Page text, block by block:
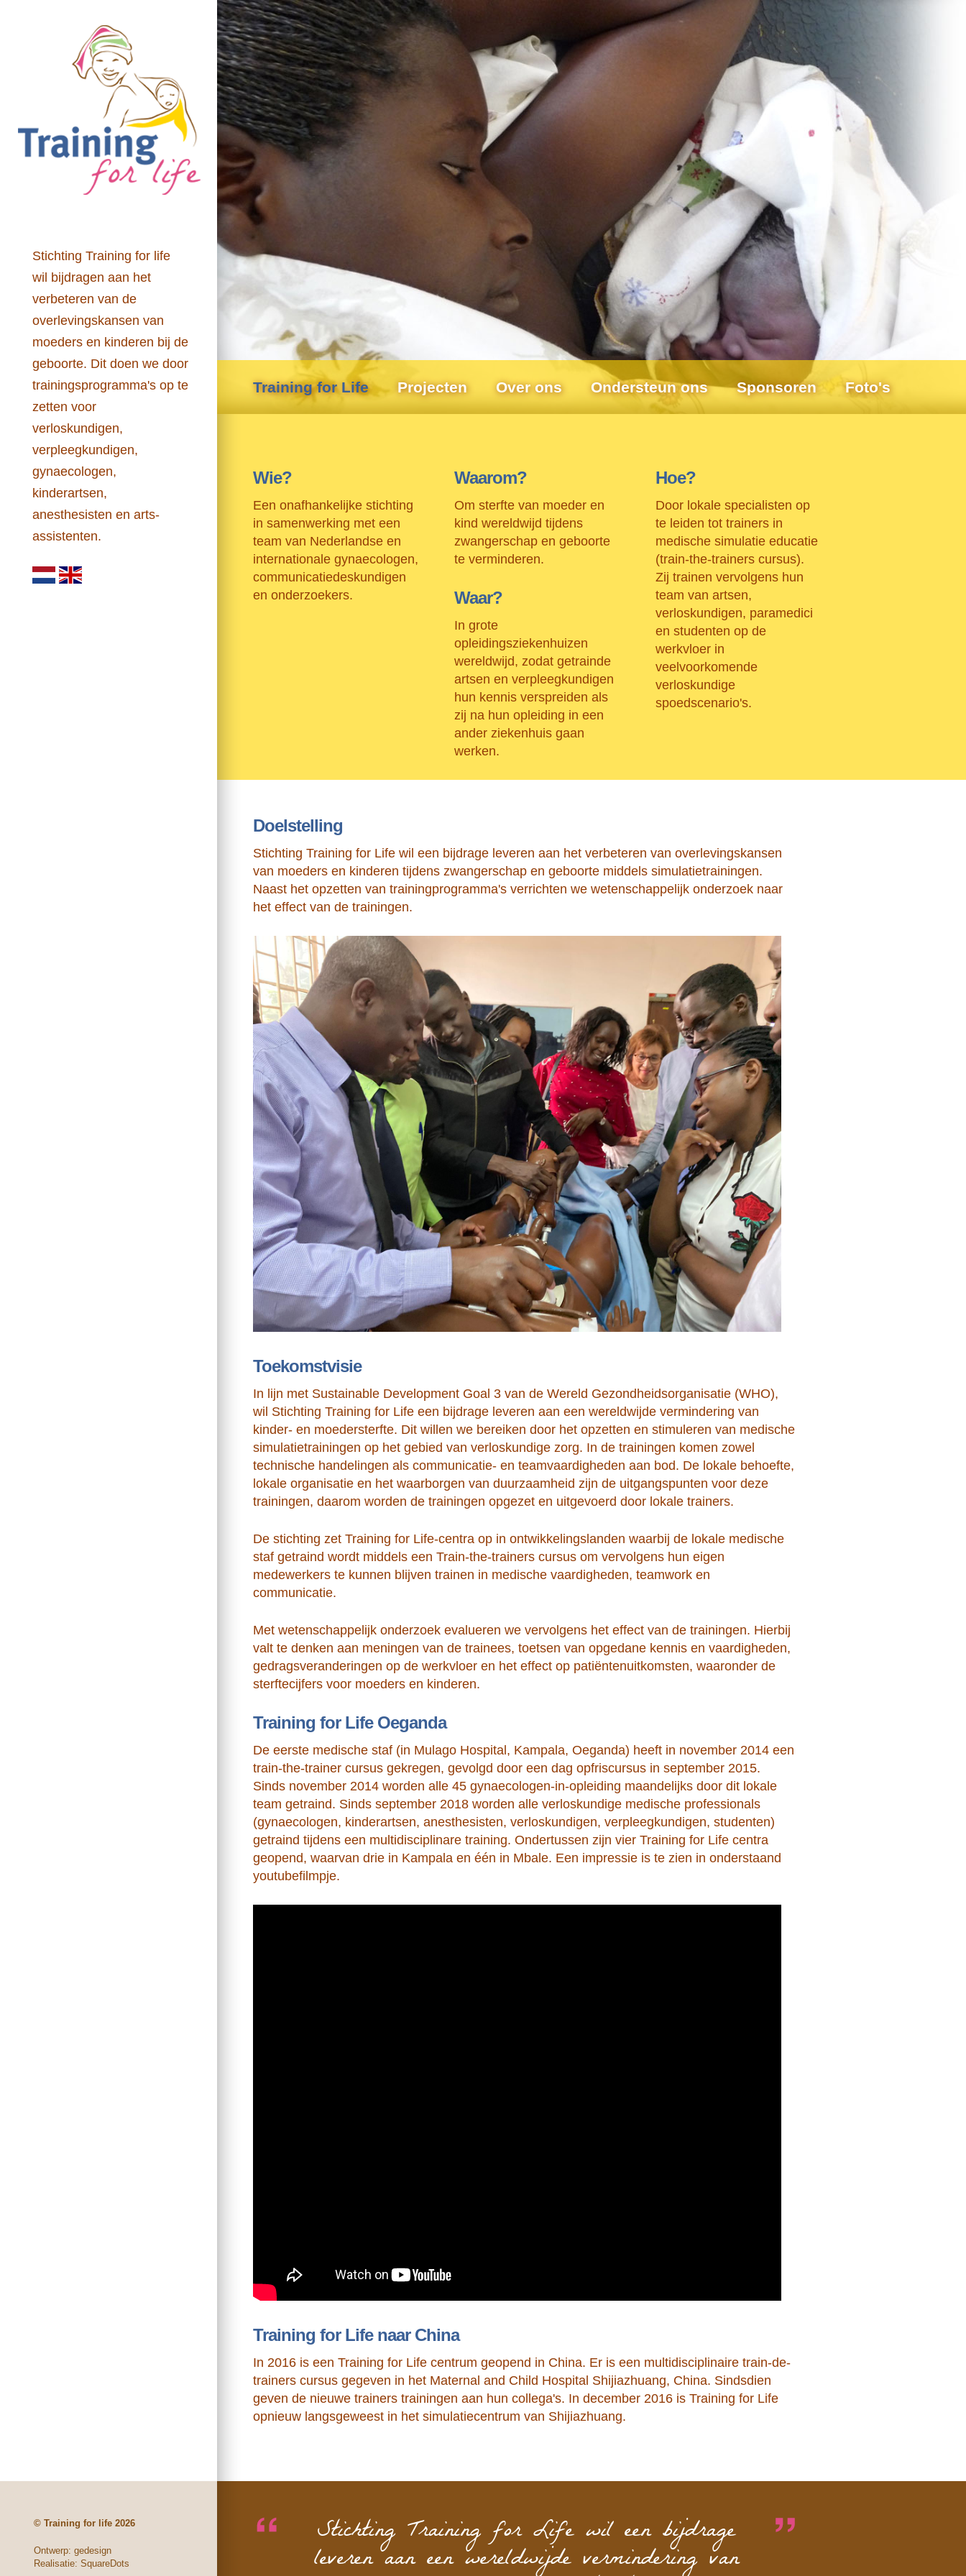
Stichting Training for life
wil bijdragen aan het
verbeteren van de
overlevingskansen van
moeders en kinderen bij de
geboorte. Dit doen we door
trainingsprogramma's op te
zetten voor
verloskundigen,
verpleegkundigen,
gynaecologen,
kinderartsen,
anesthesisten en arts-
assistenten.
Training for Life Projecten Over ons Ondersteun ons Sponsoren Foto's
Wie?
Een onafhankelijke stichting
in samenwerking met een
team van Nederlandse en
internationale gynaecologen,
communicatiedeskundigen
en onderzoekers.
Waarom?
Om sterfte van moeder en
kind wereldwijd tijdens
zwangerschap en geboorte
te verminderen.
Waar?
In grote
opleidingsziekenhuizen
wereldwijd, zodat getrainde
artsen en verpleegkundigen
hun kennis verspreiden als
zij na hun opleiding in een
ander ziekenhuis gaan
werken.
Hoe?
Door lokale specialisten op
te leiden tot trainers in
medische simulatie educatie
(train-the-trainers cursus).
Zij trainen vervolgens hun
team van artsen,
verloskundigen, paramedici
en studenten op de
werkvloer in
veelvoorkomende
verloskundige
spoedscenario's.
Doelstelling
Stichting Training for Life wil een bijdrage leveren aan het verbeteren van overlevingskansen
van moeders en kinderen tijdens zwangerschap en geboorte middels simulatietrainingen.
Naast het opzetten van trainingprogramma's verrichten we wetenschappelijk onderzoek naar
het effect van de trainingen.
Toekomstvisie
In lijn met Sustainable Development Goal 3 van de Wereld Gezondheidsorganisatie (WHO),
wil Stichting Training for Life een bijdrage leveren aan een wereldwijde vermindering van
kinder- en moedersterfte. Dit willen we bereiken door het opzetten en stimuleren van medische
simulatietrainingen op het gebied van verloskundige zorg. In de trainingen komen zowel
technische handelingen als communicatie- en teamvaardigheden aan bod. De lokale behoefte,
lokale organisatie en het waarborgen van duurzaamheid zijn de uitgangspunten voor deze
trainingen, daarom worden de trainingen opgezet en uitgevoerd door lokale trainers.
De stichting zet Training for Life-centra op in ontwikkelingslanden waarbij de lokale medische
staf getraind wordt middels een Train-the-trainers cursus om vervolgens hun eigen
medewerkers te kunnen blijven trainen in medische vaardigheden, teamwork en
communicatie.
Met wetenschappelijk onderzoek evalueren we vervolgens het effect van de trainingen. Hierbij
valt te denken aan meningen van de trainees, toetsen van opgedane kennis en vaardigheden,
gedragsveranderingen op de werkvloer en het effect op patiëntenuitkomsten, waaronder de
sterftecijfers voor moeders en kinderen.
Training for Life Oeganda
De eerste medische staf (in Mulago Hospital, Kampala, Oeganda) heeft in november 2014 een
train-the-trainer cursus gekregen, gevolgd door een dag opfriscursus in september 2015.
Sinds november 2014 worden alle 45 gynaecologen-in-opleiding maandelijks door dit lokale
team getraind. Sinds september 2018 worden alle verloskundige medische professionals
(gynaecologen, kinderartsen, anesthesisten, verloskundigen, verpleegkundigen, studenten)
getraind tijdens een multidisciplinare training. Ondertussen zijn vier Training for Life centra
geopend, waarvan drie in Kampala en één in Mbale. Een impressie is te zien in onderstaand
youtubefilmpje.
Training for Life naar China
In 2016 is een Training for Life centrum geopend in China. Er is een multidisciplinaire train-de-
trainers cursus gegeven in het Maternal and Child Hospital Shijiazhuang, China. Sindsdien
geven de nieuwe trainers trainingen aan hun collega's. In december 2016 is Training for Life
opnieuw langsgeweest in het simulatiecentrum van Shijiazhuang.
© Training for life 2026
Ontwerp: gedesign
Realisatie: SquareDots
Stichting Training for Life wil een bijdrage
leveren aan een wereldwijde vermindering van